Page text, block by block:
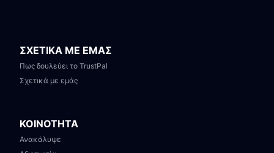
ΣΧΕΤΙΚΑ ΜΕ ΕΜΑΣ
Πως δουλεύει το TrustPal
Σχετικά με εμάς
ΚΟΙΝΟΤΗΤΑ
Ανακάλυψε